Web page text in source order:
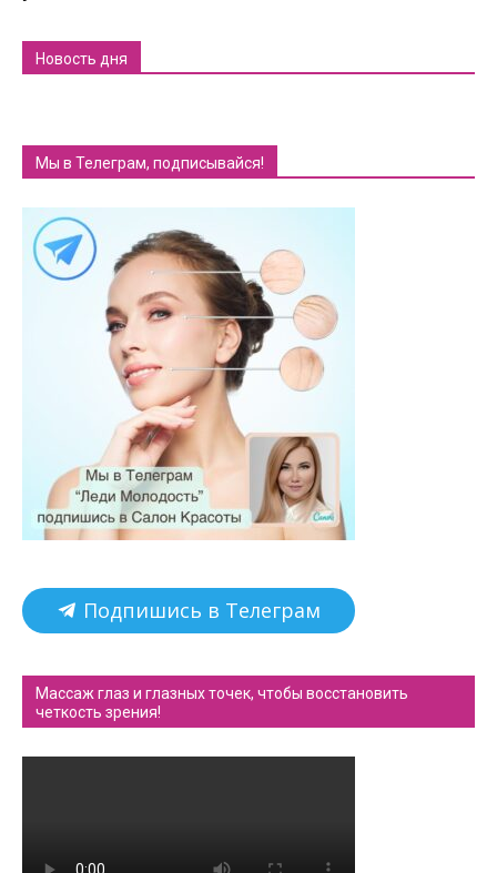
Новость дня
Мы в Телеграм, подписывайся!
Подпишись в Телеграм
Массаж глаз и глазных точек, чтобы восстановить
четкость зрения!